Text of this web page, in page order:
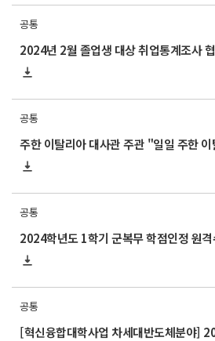
공통
공통
공통
2024학년도 1학기 군복무 학점인정 원
공통